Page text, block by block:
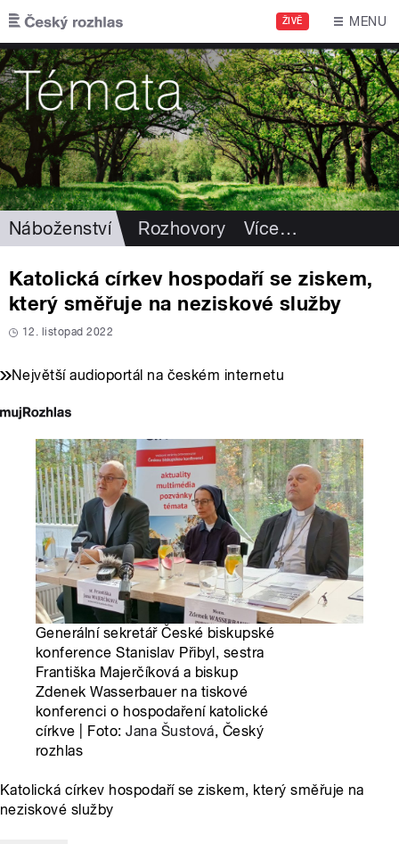
Přejít k hlavnímu obsahu
ŽIVĚ MENU
Náboženství Rozhovory Více…
Katolická církev hospodaří se ziskem,
který směřuje na neziskové služby
12. listopad 2022
Největší audioportál na českém internetu
Generální sekretář České biskupské
konference Stanislav Přibyl, sestra
Františka Majerčíková a biskup
Zdenek Wasserbauer na tiskové
konferenci o hospodaření katolické
církve | Foto:Jana Šustová, Český
rozhlas
Katolická církev hospodaří se ziskem, který směřuje na
neziskové služby